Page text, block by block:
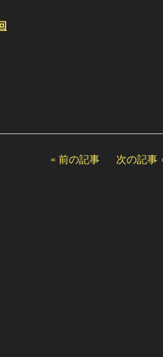
前の記事 次の記事